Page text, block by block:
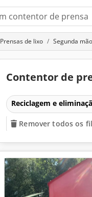
Prensas de lixo Segunda
Contentor de
Reciclagem e
Remover todos os